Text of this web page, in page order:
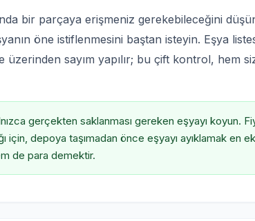
bir parçaya erişmeniz gerekebileceğini
öne istiflenmesini baştan isteyin. Eşya
üzerinden sayım yapılır; bu çift kontrol, hem
gerçekten saklanması gereken eşyayı koyun.
için, depoya taşımadan önce eşyayı ayıklamak en
de para demektir.